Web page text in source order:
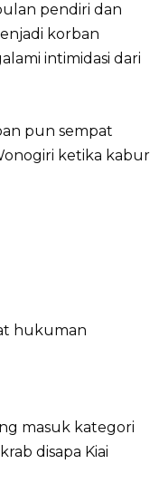
pendiri dan
korban
intimidasi dari
pun sempat
ketika kabur
hukuman
masuk kategori
disapa Kiai